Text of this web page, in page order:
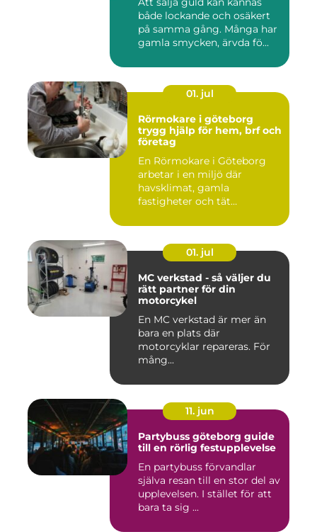
både lockande och osäkert
på samma gång. Många har
gamla smycken, ärvda fö...
01. jul
Rörmokare i göteborg
trygg hjälp för hem, brf och
företag
En Rörmokare i Göteborg
arbetar i en miljö där
havsklimat, gamla
fastigheter och tät
01. jul
MC verkstad - så väljer du
rätt partner för din
motorcykel
En MC verkstad är mer än
bara en plats där
motorcyklar repareras. För
mång...
11. jun
Partybuss göteborg guide
till en rörlig festupplevelse
En partybuss förvandlar
själva resan till en stor del av
upplevelsen. I stället för att
bara ta sig ...